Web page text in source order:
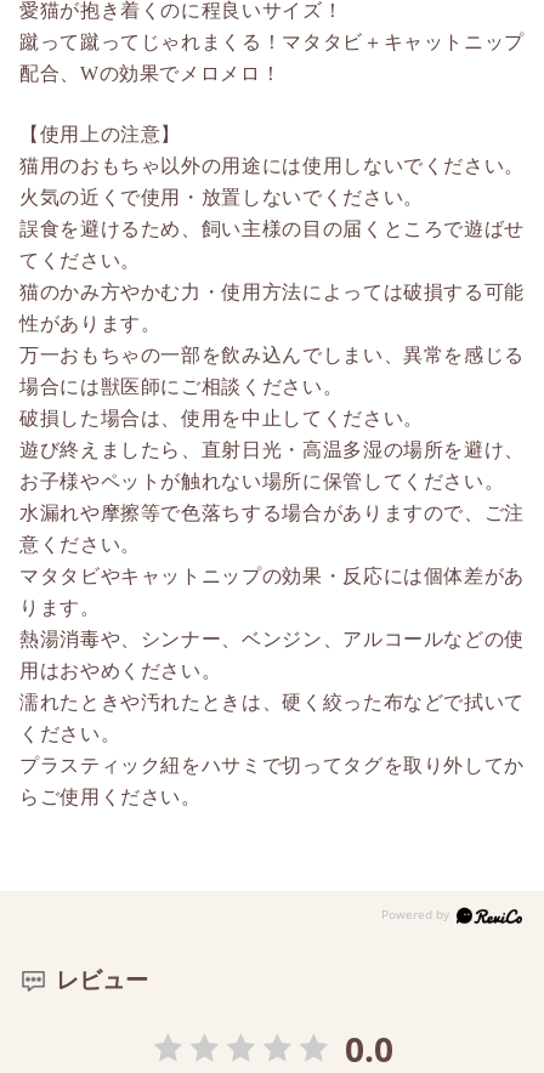
愛猫が抱き着くのに程良いサイズ！
蹴って蹴ってじゃれまくる！マタタビ＋キャットニップ
配合、Wの効果でメロメロ！
【使用上の注意】
猫用のおもちゃ以外の用途には使用しないでください。
火気の近くで使用・放置しないでください。
誤食を避けるため、飼い主様の目の届くところで遊ばせ
てください。
猫のかみ方やかむ力・使用方法によっては破損する可能
性があります。
万一おもちゃの一部を飲み込んでしまい、異常を感じる
場合には獣医師にご相談ください。
破損した場合は、使用を中止してください。
遊び終えましたら、直射日光・高温多湿の場所を避け、
お子様やペットが触れない場所に保管してください。
水漏れや摩擦等で色落ちする場合がありますので、ご注
意ください。
マタタビやキャットニップの効果・反応には個体差があ
ります。
熱湯消毒や、シンナー、ベンジン、アルコールなどの使
用はおやめください。
濡れたときや汚れたときは、硬く絞った布などで拭いて
ください。
プラスティック紐をハサミで切ってタグを取り外してか
らご使用ください。
レビュー
0.0